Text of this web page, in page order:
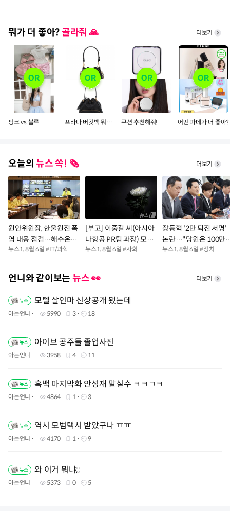
뭐가 더 좋아?골라줘 🙏 더보기
핑크 vs 블루 프라다 버킷백 뭐가 더 예뻐? 쿠션 추천해줘! 어떤 파데가 더 좋아?
오늘의 뉴스 쏙! 🗞️ 더보기
원안위원장, 한울원전 폭
염 대응 점검…해수온도
상승 대비
뉴스1, 8월 6일 #IT/과학
[부고] 이중길 씨(아시아
나항공 PR팀 과장) 모친
상
뉴스1, 8월 6일 #사회
장동혁 '2만 퇴진 서명'
논란…"당원은 100만
명" vs "짠물 선동과 달
뉴스1, 8월 6일 #정치
언니와 같이보는 뉴스 👀 더보기
모텔 살인마 신상공개 됐는데
아는언니 5990 3 18
아이브 공주들 졸업사진
아는언니 3958 4 11
흑백 마지막화 안성재 말실수 ㅋㅋㄱㅋ
아는언니 4864 1 3
역시 모범택시 받았구나 ㅠㅠ
아는언니 4170 1 9
와 이거 뭐냐;;
아는언니 5373 0 5